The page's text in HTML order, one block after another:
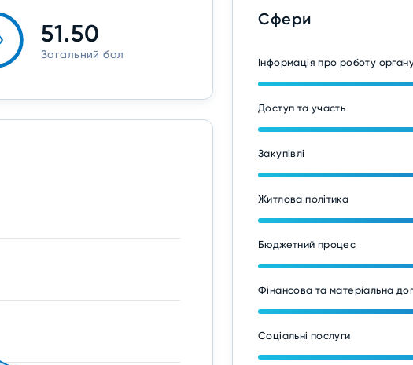
51.50
Загальний бал
Сфери
Інформація про роботу
Доступ та участь
Закупівлі
Житлова політика
Бюджетний процес
Фінансова та матеріальна
Соціальні послуги